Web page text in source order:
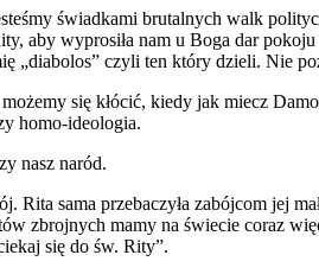
świadkami brutalnych walk
aby wyprosiła nam u Boga dar
„diabolos” czyli ten który dzieli. Nie
się kłócić, kiedy jak miecz
homo-ideologia.
nasz naród.
sama przebaczyła zabójcom jej
zbrojnych mamy na świecie coraz
się do św. Rity”.